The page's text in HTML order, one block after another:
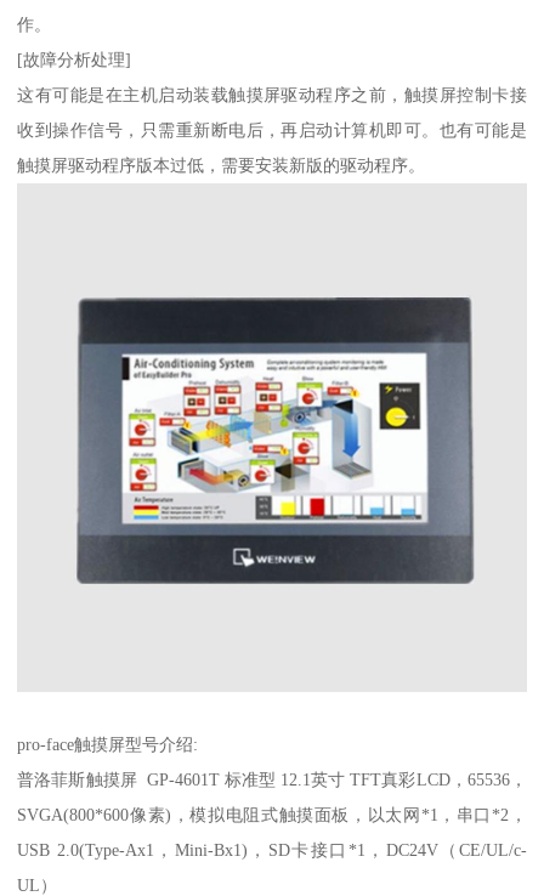
作。
[故障分析处理]
这有可能是在主机启动装载触摸屏驱动程序之前，触摸屏控制卡接
收到操作信号，只需重新断电后，再启动计算机即可。也有可能是
触摸屏驱动程序版本过低，需要安装新版的驱动程序。
pro-face触摸屏型号介绍:
普洛菲斯触摸屏 GP-4601T 标准型 12.1英寸 TFT真彩LCD，65536，
SVGA(800*600像素)，模拟电阻式触摸面板，以太网*1，串口*2，
USB 2.0(Type-Ax1，Mini-Bx1)，SD卡接口*1，DC24V（CE/UL/c-
UL）